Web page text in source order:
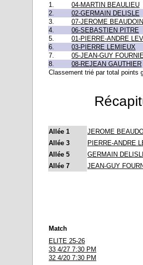
1.
04-MARTIN BEAULIEU
2.
02-GERMAIN DELISLE
3.
07-JEROME BEAUDOIN
4.
06-SEBASTIEN PITRE
5.
01-PIERRE-ANDRE
6.
03-PIERRE LEMIEUX
7.
05-JEAN-GUY
8.
08-REJEAN GAUTHIER
Classement trié par total points
Allée 1
JEROME
Allée 3
PIERRE-ANDRE
Allée 5
GERMAIN
Allée 7
JEAN-GUY
Match
ELITE 25-26
33 4/27 7:30 PM
32 4/20 7:30 PM